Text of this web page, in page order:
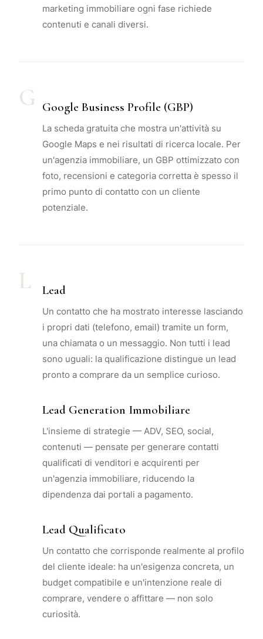
marketing immobiliare ogni fase richiede
contenuti e canali diversi.
G Google Business Profile (GBP)
La scheda gratuita che mostra un'attività su
Google Maps e nei risultati di ricerca locale. Per
un'agenzia immobiliare, un GBP ottimizzato con
foto, recensioni e categoria corretta è spesso il
primo punto di contatto con un cliente
potenziale.
L Lead
Un contatto che ha mostrato interesse lasciando
i propri dati (telefono, email) tramite un form,
una chiamata o un messaggio. Non tutti i lead
sono uguali: la qualificazione distingue un lead
pronto a comprare da un semplice curioso.
Lead Generation Immobiliare
L'insieme di strategie — ADV, SEO, social,
contenuti — pensate per generare contatti
qualificati di venditori e acquirenti per
un'agenzia immobiliare, riducendo la
dipendenza dai portali a pagamento.
Lead Qualificato
Un contatto che corrisponde realmente al profilo
del cliente ideale: ha un'esigenza concreta, un
budget compatibile e un'intenzione reale di
comprare, vendere o affittare — non solo
curiosità.